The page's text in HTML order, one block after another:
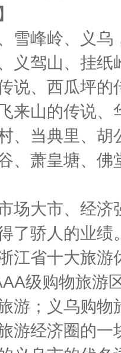
峰岭、义乌
义驾山、挂
说、西瓜坪
来山的传说
、当典里、
、萧皇塘、佛
大市、经济
了骄人的业
江省十大旅
级购物旅游
游；义乌购
游经济圈的一